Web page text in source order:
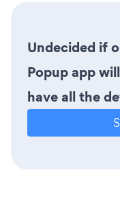
Undecided if
Popup app
have all the